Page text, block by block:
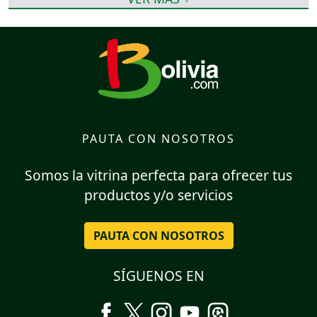
PAUTA CON NOSOTROS
Somos la vitrina perfecta para ofrecer tus
productos y/o servicios
PAUTA CON NOSOTROS
SÍGUENOS EN